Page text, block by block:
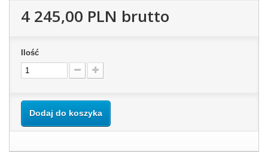
4 245,00 PLN brutto
Ilość
Dodaj do koszyka